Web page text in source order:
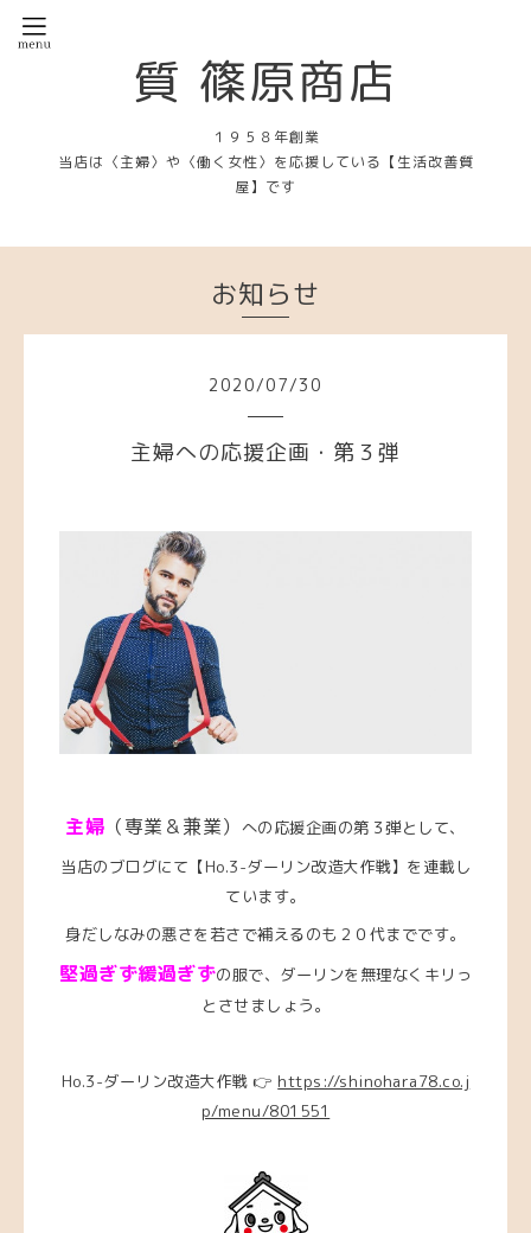
質 篠原商店
１９５８年創業
当店は〈主婦〉や〈働く女性〉を応援している【生活改善質
屋】です
お知らせ
2020/07/30
主婦への応援企画・第３弾
主婦 （専業＆兼業）
への応援企画の第３弾として、
当店のブログにて【Ho.3-ダーリン改造大作戦】を連載し
ています。
身だしなみの悪さを若さで補えるのも２０代までです。
堅過ぎず緩過ぎずの服で、ダーリンを無理なくキリっ
とさせましょう。
Ho.3-ダーリン改造大作戦 👉 https://shinohara78.co.j
p/menu/801551